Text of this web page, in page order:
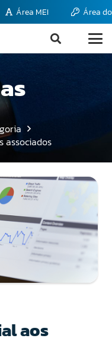
Área MEI Área
associados
aos